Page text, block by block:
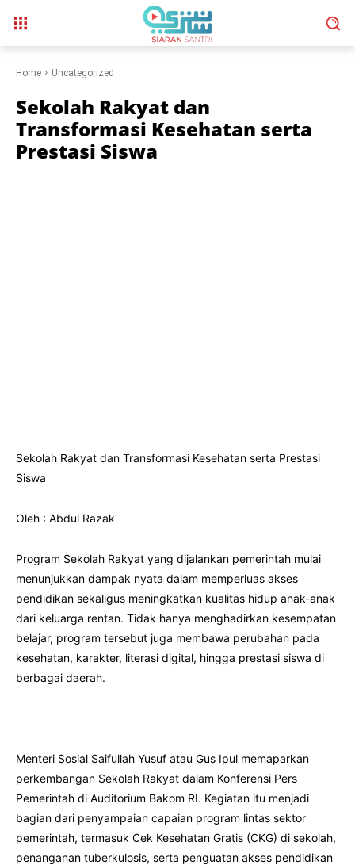
Home Uncategorized
Sekolah Rakyat dan
Transformasi Kesehatan serta
Prestasi Siswa
Sekolah Rakyat dan Transformasi Kesehatan serta Prestasi
Siswa
Oleh : Abdul Razak
Program Sekolah Rakyat yang dijalankan pemerintah mulai
menunjukkan dampak nyata dalam memperluas akses
pendidikan sekaligus meningkatkan kualitas hidup anak-anak
dari keluarga rentan. Tidak hanya menghadirkan kesempatan
belajar, program tersebut juga membawa perubahan pada
kesehatan, karakter, literasi digital, hingga prestasi siswa di
berbagai daerah.
Menteri Sosial Saifullah Yusuf atau Gus Ipul memaparkan
perkembangan Sekolah Rakyat dalam Konferensi Pers
Pemerintah di Auditorium Bakom RI. Kegiatan itu menjadi
bagian dari penyampaian capaian program lintas sektor
pemerintah, termasuk Cek Kesehatan Gratis (CKG) di sekolah,
penanganan tuberkulosis, serta penguatan akses pendidikan